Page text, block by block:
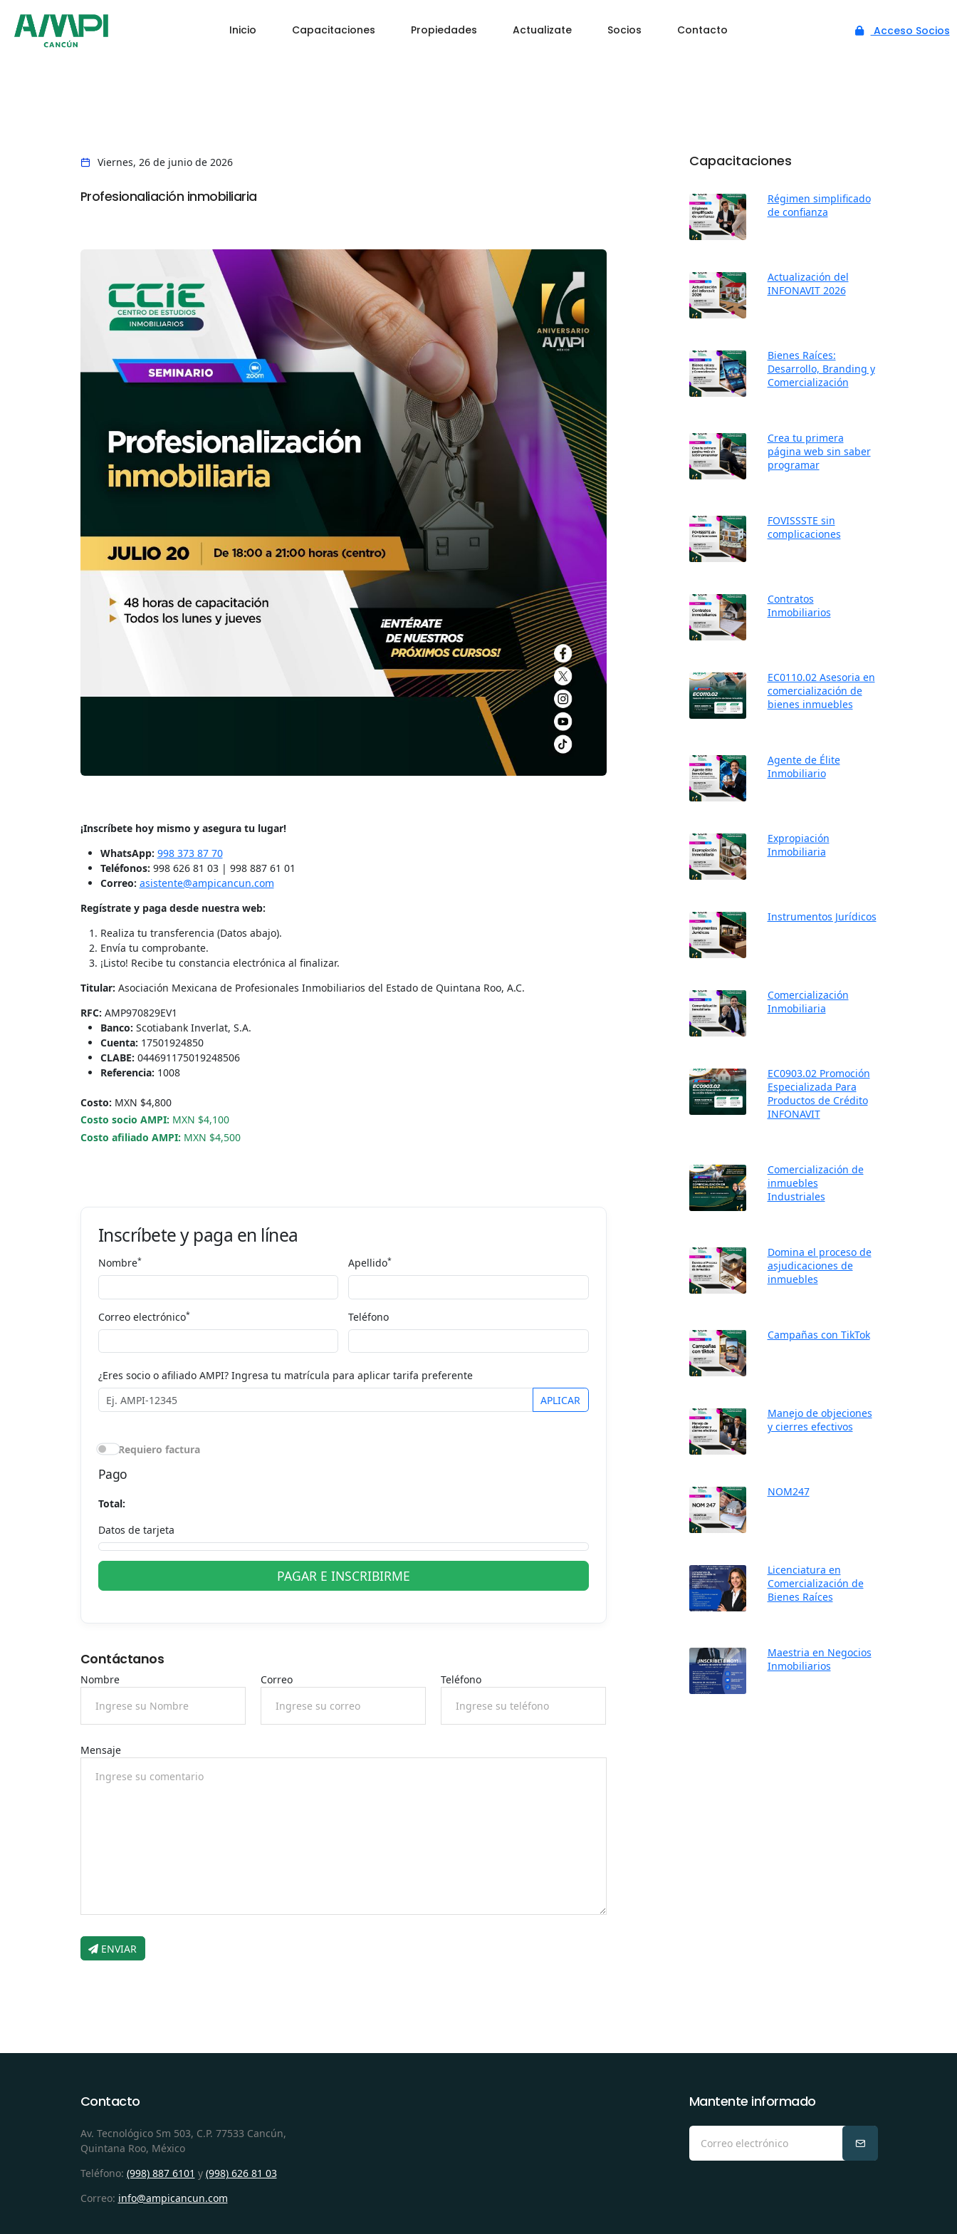
Inicio Capacitaciones Propiedades Actualizate Socios Contacto Acceso Socios
Viernes, 26 de junio de 2026
Profesionaliación inmobiliaria
¡Inscríbete hoy mismo y asegura tu lugar!
WhatsApp: 998 373 87 70
Teléfonos: 998 626 81 03 | 998 887 61 01
Correo: asistente@ampicancun.com
Regístrate y paga desde nuestra web:
Realiza tu transferencia (Datos abajo).
Envía tu comprobante.
¡Listo! Recibe tu constancia electrónica al finalizar.
Titular: Asociación Mexicana de Profesionales Inmobiliarios del Estado de Quintana Roo, A.C.
RFC: AMP970829EV1
Banco: Scotiabank Inverlat, S.A.
Cuenta: 17501924850
CLABE: 044691175019248506
Referencia: 1008
Costo: MXN $4,800
Costo socio AMPI: MXN $4,100
Costo afiliado AMPI: MXN $4,500
Inscríbete y paga en línea
Nombre* Apellido*
Correo electrónico* Teléfono
¿Eres socio o afiliado AMPI? Ingresa tu matrícula para aplicar tarifa preferente
APLICAR
Requiero factura
Pago
Total:
Datos de tarjeta
PAGAR E INSCRIBIRME
Contáctanos
Nombre Correo Teléfono
Mensaje
ENVIAR
Capacitaciones
Régimen simplificado
de confianza
Actualización del
INFONAVIT 2026
Bienes Raíces:
Desarrollo, Branding y
Comercialización
Crea tu primera
página web sin saber
programar
FOVISSSTE sin
complicaciones
Contratos
Inmobiliarios
EC0110.02 Asesoria en
comercialización de
bienes inmuebles
Agente de Élite
Inmobiliario
Expropiación
Inmobiliaria
Instrumentos Jurídicos
Comercialización
Inmobiliaria
EC0903.02 Promoción
Especializada Para
Productos de Crédito
INFONAVIT
Comercialización de
inmuebles
Industriales
Domina el proceso de
asjudicaciones de
inmuebles
Campañas con TikTok
Manejo de objeciones
y cierres efectivos
NOM247
Licenciatura en
Comercialización de
Bienes Raíces
Maestria en Negocios
Inmobiliarios
Contacto
Av. Tecnológico Sm 503, C.P. 77533 Cancún,
Quintana Roo, México
Teléfono: (998) 887 6101 y (998) 626 81 03
Correo: info@ampicancun.com
Mantente informado